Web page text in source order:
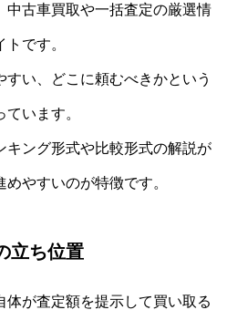
中古車買取や一括査定の厳選情
です。
い、どこに頼むべきかという
います。
キング形式や比較形式の解説が
やすいのが特徴です。
立ち位置
体が査定額を提示して買い取る